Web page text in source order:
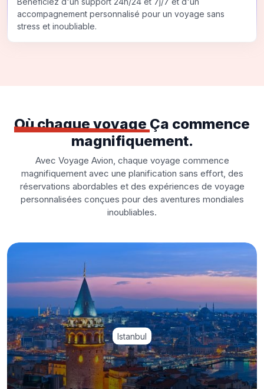
accompagnement personnalisé pour un voyage sans
stress et inoubliable.
Où chaque voyage Ça commence
magnifiquement.
Avec Voyage Avion, chaque voyage commence
magnifiquement avec une planification sans effort, des
réservations abordables et des expériences de voyage
personnalisées conçues pour des aventures mondiales
inoubliables.
Istanbul